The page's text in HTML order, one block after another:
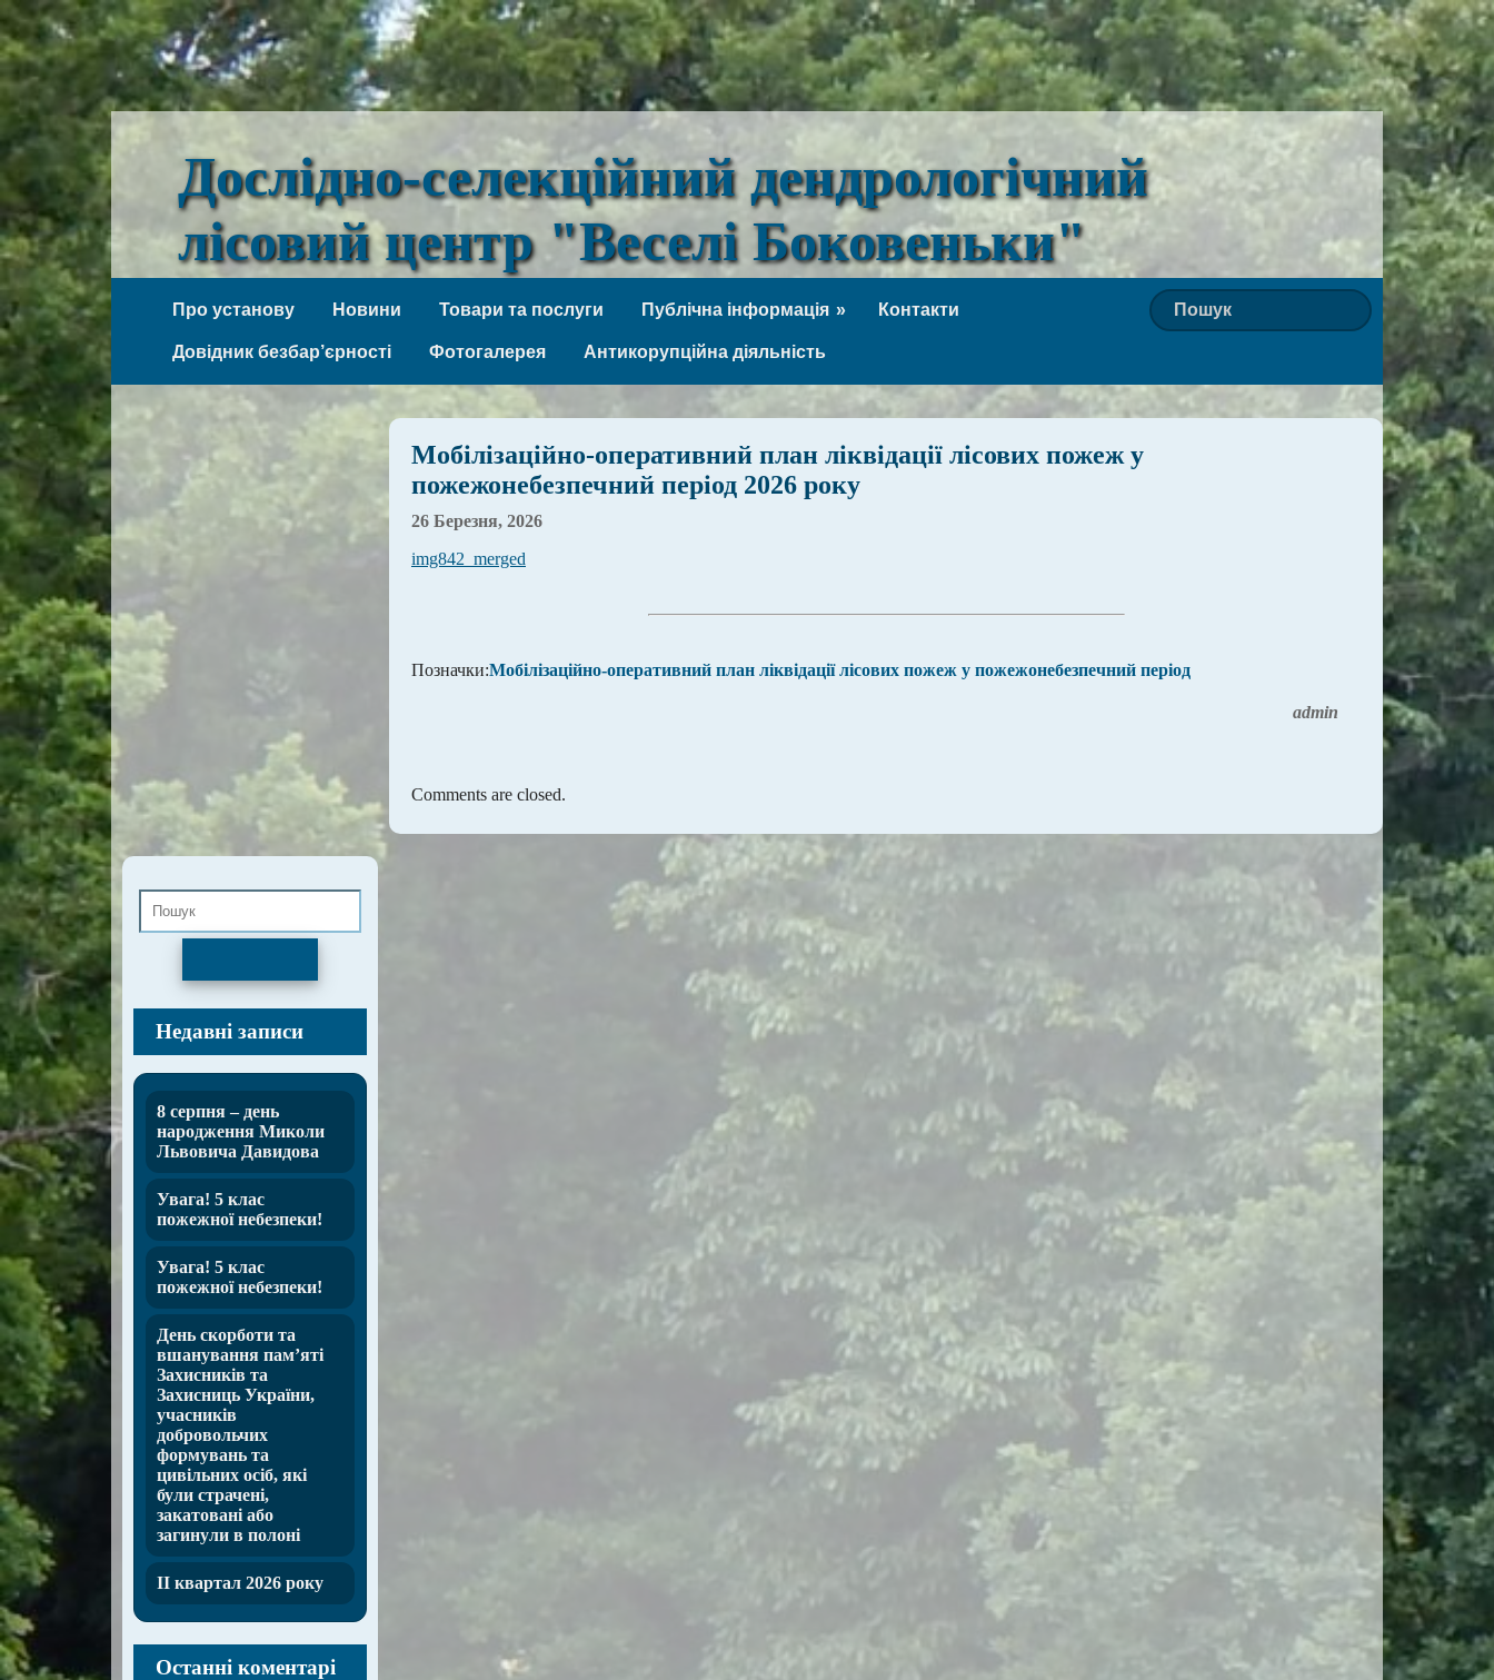
Дослідно-селекційний дендрологічний
лісовий центр "Веселі Боковеньки"
Про установу
Новини Товари та послуги Публічна інформація Контакти
Довідник безбар’єрності Фотогалерея Антикорупційна діяльність
Мобілізаційно-оперативний план ліквідації лісових пожеж у
пожежонебезпечний період 2026 року
26 Березня, 2026
img842_merged
Позначки:Мобілізаційно-оперативний план ліквідації лісових пожеж у пожежонебезпечний період
admin
Comments are closed.
Недавні записи
8 серпня – день
народження Миколи
Львовича Давидова
Увага! 5 клас
пожежної небезпеки!
Увага! 5 клас
пожежної небезпеки!
День скорботи та
вшанування пам’яті
Захисників та
Захисниць України,
учасників
добровольчих
формувань та
цивільних осіб, які
були страчені,
закатовані або
загинули в полоні
ІІ квартал 2026 року
Останні коментарі